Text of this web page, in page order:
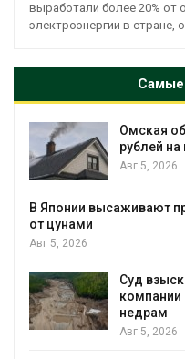
выработали более 20% от
электроэнергии в стране,
Самые
Омская
рублей
Авг 5, 2026
В Японии высаживают
от цунами
Авг 5, 2026
Суд
компании
недрам
Авг 5, 2026